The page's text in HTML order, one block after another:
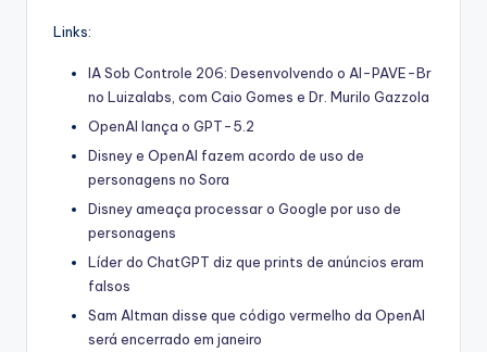
Links:
IA Sob Controle 206: Desenvolvendo o AI-PAVE-Br
no Luizalabs, com Caio Gomes e Dr. Murilo Gazzola
OpenAI lança o GPT-5.2
Disney e OpenAI fazem acordo de uso de
personagens no Sora
Disney ameaça processar o Google por uso de
personagens
Líder do ChatGPT diz que prints de anúncios eram
falsos
Sam Altman disse que código vermelho da OpenAI
será encerrado em janeiro